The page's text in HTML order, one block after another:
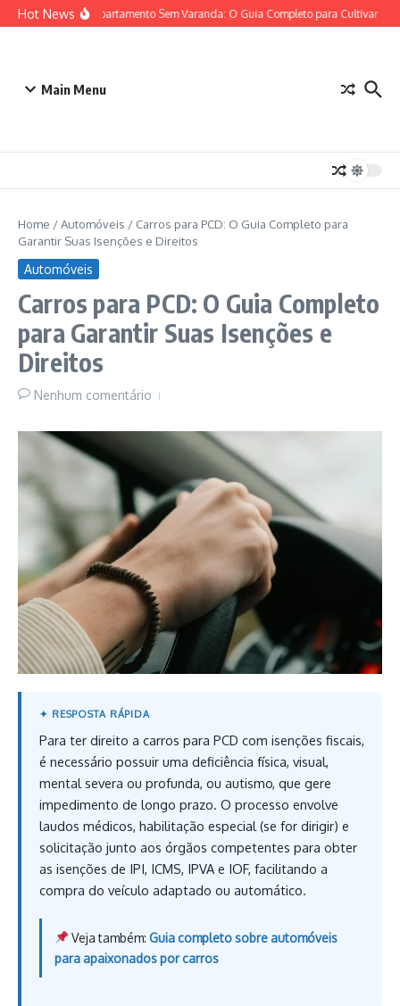
Ir para o conteúdo
Hot News
Horta em Apartamento Sem Varanda: O Guia Completo para Cultivar Seus
Main Menu
Home /Automóveis / Carros para PCD: O Guia Completo para
Garantir Suas Isenções e Direitos
Automóveis
Carros para PCD: O Guia Completo
para Garantir Suas Isenções e
Direitos
Nenhum comentário
Para ter direito a carros para PCD com isenções fiscais,
é necessário possuir uma deficiência física, visual,
mental severa ou profunda, ou autismo, que gere
impedimento de longo prazo. O processo envolve
laudos médicos, habilitação especial (se for dirigir) e
solicitação junto aos órgãos competentes para obter
as isenções de IPI, ICMS, IPVA e IOF, facilitando a
compra do veículo adaptado ou automático.
Veja também: Guia completo sobre automóveis
para apaixonados por carros